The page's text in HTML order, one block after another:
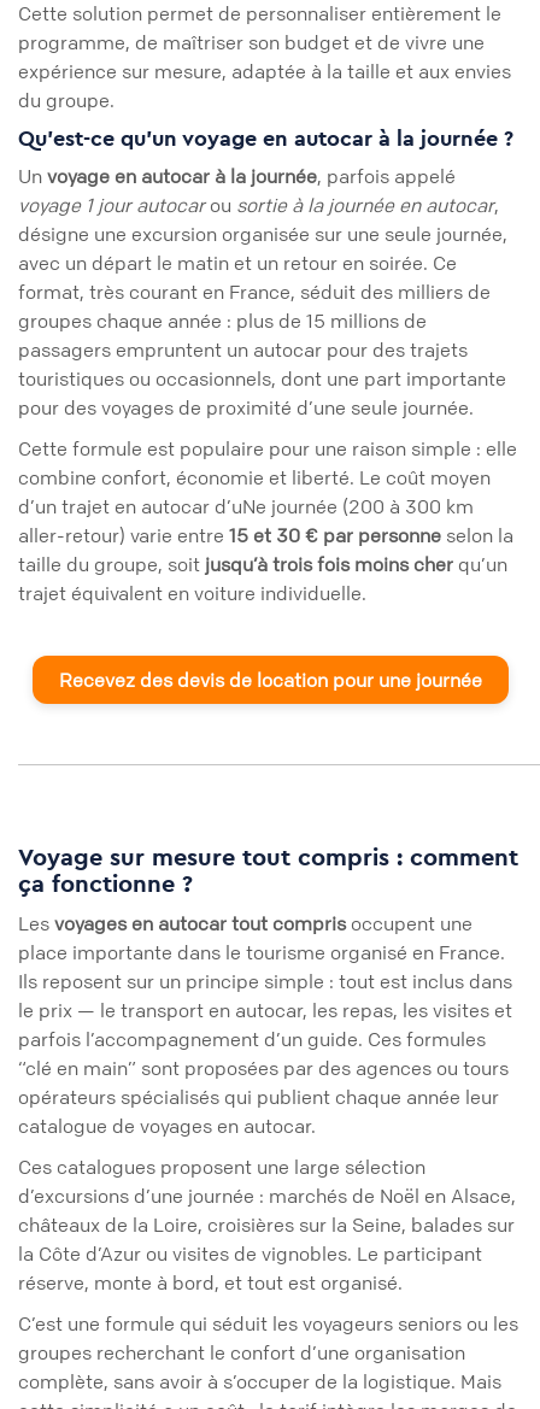
Cette solution permet de personnaliser entièrement le
programme, de maîtriser son budget et de vivre une
expérience sur mesure, adaptée à la taille et aux envies
du groupe.
Qu’est-ce qu’un voyage en autocar à la journée ?
Un voyage en autocar à la journée, parfois appelé
voyage 1 jour autocarou sortie à la journée en autocar,
désigne une excursion organisée sur une seule journée,
avec un départ le matin et un retour en soirée. Ce
format, très courant en France, séduit des milliers de
groupes chaque année : plus de 15 millions de
passagers empruntent un autocar pour des trajets
touristiques ou occasionnels, dont une part importante
pour des voyages de proximité d’une seule journée.
Cette formule est populaire pour une raison simple : elle
combine confort, économie et liberté. Le coût moyen
d’un trajet en autocar d’uNe journée (200 à 300 km
aller-retour) varie entre 15 et 30 € par personne selon la
taille du groupe, soit jusqu’à trois fois moins cher qu’un
trajet équivalent en voiture individuelle.
Recevez des devis de location pour une journée
Voyage sur mesure tout compris : comment
ça fonctionne ?
Les voyages en autocar tout comprisoccupent une
place importante dans le tourisme organisé en France.
Ils reposent sur un principe simple : tout est inclus dans
le prix — le transport en autocar, les repas, les visites et
parfois l’accompagnement d’un guide. Ces formules
“clé en main” sont proposées par des agences ou tours
opérateurs spécialisés qui publient chaque année leur
catalogue de voyages en autocar.
Ces catalogues proposent une large sélection
d’excursions d’une journée : marchés de Noël en Alsace,
châteaux de la Loire, croisières sur la Seine, balades sur
la Côte d’Azur ou visites de vignobles. Le participant
réserve, monte à bord, et tout est organisé.
C’est une formule qui séduit les voyageurs seniors ou les
groupes recherchant le confort d’une organisation
complète, sans avoir à s’occuper de la logistique. Mais